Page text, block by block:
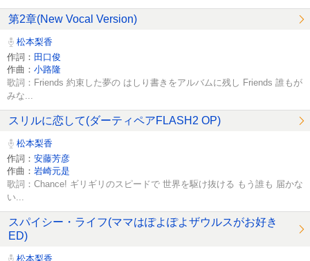
第2章(New Vocal Version)
松本梨香
作詞： 田口俊
作曲： 小路隆
歌詞：Friends 約束した夢の はしり書きをアルバムに残し Friends 誰もが
みな...
スリルに恋して(ダーティペアFLASH2 OP)
松本梨香
作詞： 安藤芳彦
作曲： 岩崎元是
歌詞：Chance! ギリギリのスピードで 世界を駆け抜ける もう誰も 届かな
い...
スパイシー・ライフ(ママはぽよぽよザウルスがお好き
ED)
松本梨香